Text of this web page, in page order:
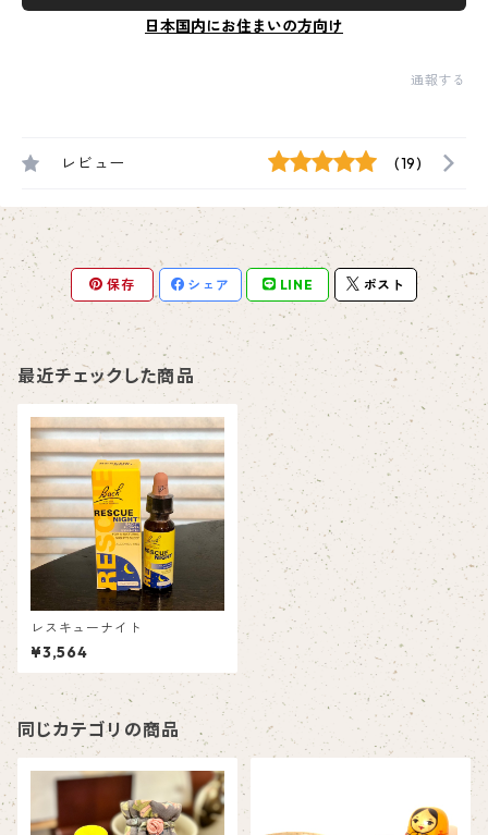
日本国内にお住まいの方向け
通報する
レビュー (19)
保存 シェア LINE ポスト
最近チェックした商品
レスキューナイト
¥3,564
同じカテゴリの商品